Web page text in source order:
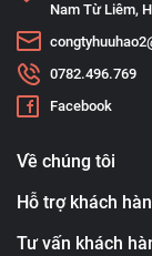
Nam Từ Liêm,
0782.496.769
Facebook
Về chúng tôi
Hỗ trợ khách
Tư vấn khách